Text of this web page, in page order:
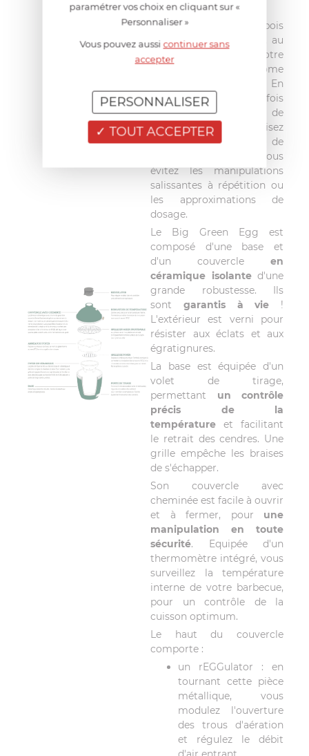
!
Grâce au charbon de bois
naturel Big Green Egg, au
calibrage idéal, votre
cuiseur est très économe
en combustible. En
remplissant une seule fois
le foyer (1 portion de
charbon), vous cuisez
pendant 6 à 8 heures de
façon constante et vous
évitez les manipulations
salissantes à répétition ou
les approximations de
dosage.
Le Big Green Egg est
composé d'une base et
d'un couvercle en
céramique isolanted'une
grande robustesse. Ils
sont garantis à vie !
L'extérieur est verni pour
résister aux éclats et aux
égratignures.
La base est équipée d'un
volet de tirage,
permettant un contrôle
précis de la
température et facilitant
le retrait des cendres. Une
grille empêche les braises
de s'échapper.
Son couvercle avec
cheminée est facile à ouvrir
et à fermer, pour une
manipulation en toute
sécurité. Equipée d'un
thermomètre intégré, vous
surveillez la température
interne de votre barbecue,
pour un contrôle de la
cuisson optimum.
Le haut du couvercle
comporte :
un rEGGulator : en
tournant cette pièce
métallique, vous
modulez l'ouverture
des trous d'aération
et régulez le débit
paramétrer vos choix en cliquant sur «
Personnaliser »
Vous pouvez aussicontinuer sans
accepter
TOUT ACCEPTER
PERSONNALISER